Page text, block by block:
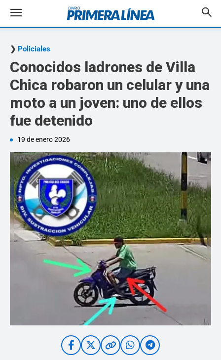
Policiales
Conocidos ladrones de Villa
Chica robaron un celular y una
moto a un joven: uno de ellos
fue detenido
19 de enero 2026